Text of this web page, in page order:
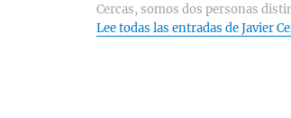
Cercas, somos dos personas
Lee todas las entradas de Javier